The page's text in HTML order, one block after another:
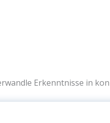
Erkenntnisse in